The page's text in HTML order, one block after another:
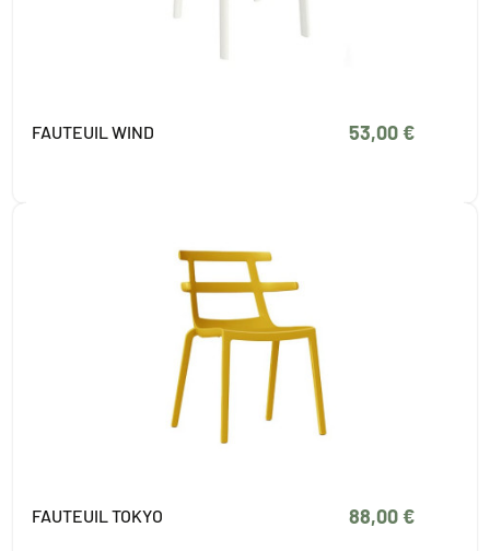
FAUTEUIL WIND 53,00 €
FAUTEUIL TOKYO 88,00 €